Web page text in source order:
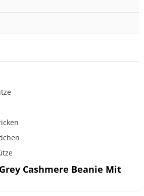
Cashmere Beanie Mit